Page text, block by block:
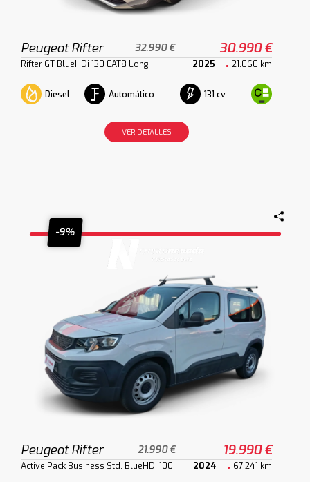
Peugeot Rifter 32.990 € 30.990 €
Rifter GT BlueHDi 130 EAT8 Long 2025 21.060 km
Diesel Automático 131 cv
VER DETALLES
-9%
Peugeot Rifter 21.990 € 19.990 €
Active Pack Business Std. BlueHDi 100 2024 67.241 km